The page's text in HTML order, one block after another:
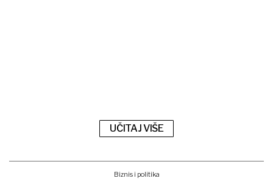
UČITAJ VIŠE
Biznis i politika